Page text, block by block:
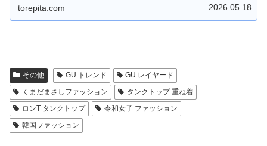
torepita.com 2026.05.18
その他 GU トレンド
GU レイヤード
くまだまさしファッション
タンクトップ 重ね着
ロンT タンクトップ
令和女子 ファッション
韓国ファッション